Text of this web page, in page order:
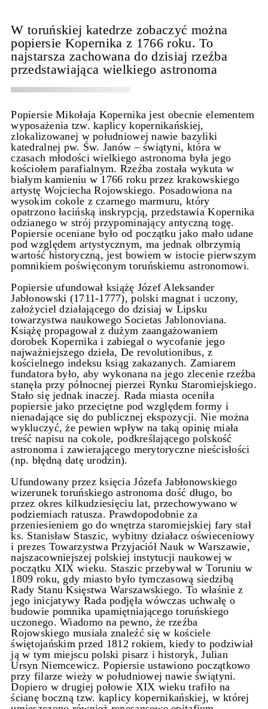
W toruńskiej katedrze zobaczyć można
popiersie Kopernika z 1766 roku. To
najstarsza zachowana do dzisiaj rzeźba
przedstawiająca wielkiego astronoma
Popiersie Mikołaja Kopernika jest obecnie elementem
wyposażenia tzw. kaplicy kopernikańskiej,
zlokalizowanej w południowej nawie bazyliki
katedralnej pw. Św. Janów – świątyni, która w
czasach młodości wielkiego astronoma była jego
kościołem parafialnym. Rzeźba została wykuta w
białym kamieniu w 1766 roku przez krakowskiego
artystę Wojciecha Rojowskiego. Posadowiona na
wysokim cokole z czarnego marmuru, który
opatrzono łacińską inskrypcją, przedstawia Kopernika
odzianego w strój przypominający antyczną togę.
Popiersie oceniane było od początku jako mało udane
pod względem artystycznym, ma jednak olbrzymią
wartość historyczną, jest bowiem w istocie pierwszym
pomnikiem poświęconym toruńskiemu astronomowi.
Popiersie ufundował książę Józef Aleksander
Jabłonowski (1711-1777), polski magnat i uczony,
założyciel działającego do dzisiaj w Lipsku
towarzystwa naukowego Societas Jablonoviana.
Książę propagował z dużym zaangażowaniem
dorobek Kopernika i zabiegał o wycofanie jego
najważniejszego dzieła, De revolutionibus, z
kościelnego indeksu ksiąg zakazanych. Zamiarem
fundatora było, aby wykonana na jego zlecenie rzeźba
stanęła przy północnej pierzei Rynku Staromiejskiego.
Stało się jednak inaczej. Rada miasta oceniła
popiersie jako przeciętne pod względem formy i
nienadające się do publicznej ekspozycji. Nie można
wykluczyć, że pewien wpływ na taką opinię miała
treść napisu na cokole, podkreślającego polskość
astronoma i zawierającego merytoryczne nieścisłości
(np. błędną datę urodzin).
Ufundowany przez księcia Józefa Jabłonowskiego
wizerunek toruńskiego astronoma dość długo, bo
przez okres kilkudziesięciu lat, przechowywano w
podziemiach ratusza. Prawdopodobnie za
przeniesieniem go do wnętrza staromiejskiej fary stał
ks. Stanisław Staszic, wybitny działacz oświeceniowy
i prezes Towarzystwa Przyjaciół Nauk w Warszawie,
najszacowniejszej polskiej instytucji naukowej w
początku XIX wieku. Staszic przebywał w Toruniu w
1809 roku, gdy miasto było tymczasową siedzibą
Rady Stanu Księstwa Warszawskiego. To właśnie z
jego inicjatywy Rada podjęła wówczas uchwałę o
budowie pomnika upamiętniającego toruńskiego
uczonego. Wiadomo na pewno, że rzeźba
Rojowskiego musiała znaleźć się w kościele
świętojańskim przed 1812 rokiem, kiedy to podziwiał
ją w tym miejscu polski pisarz i historyk, Julian
Ursyn Niemcewicz. Popiersie ustawiono początkowo
przy filarze wieży w południowej nawie świątyni.
Dopiero w drugiej połowie XIX wieku trafiło na
ścianę boczną tzw. kaplicy kopernikańskiej, w której